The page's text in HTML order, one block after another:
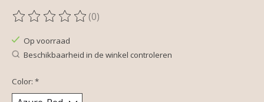
De beoordeling van dit product is
(0)
Op voorraad
Beschikbaarheid in de winkel controleren
Color: *